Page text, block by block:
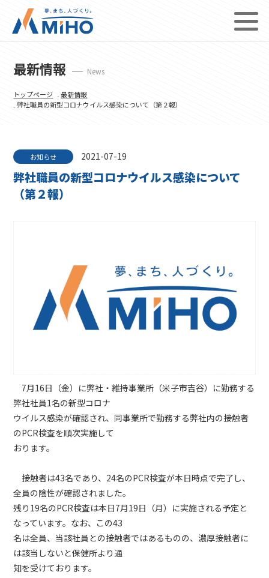
最新情報 News
トップページ ₋最新情報
₋ 弊社職員の新型コロナウイルス感染について（第２報）
お知らせ 2021-07-19
弊社職員の新型コロナウイルス感染について
（第２報）
7月16日（金）に弊社・維持事業所（米子市吉谷）に勤務する
弊社社員1名の新型コロナ
ウイルス感染が確認され、同事業所で勤務する弊社内の接触者
のPCR検査を順次実施して
おります。
接触者は43名であり、24名のPCR検査が本日時点で完了し、
全員の陰性が確認されました。
残り19名のPCR検査は本日7月19日（月）に実施される予定と
なっています。なお、この43
名は全員、当該社員との接触者ではあるものの、濃厚接触者に
は該当しないと保健所より通
知を受けております。